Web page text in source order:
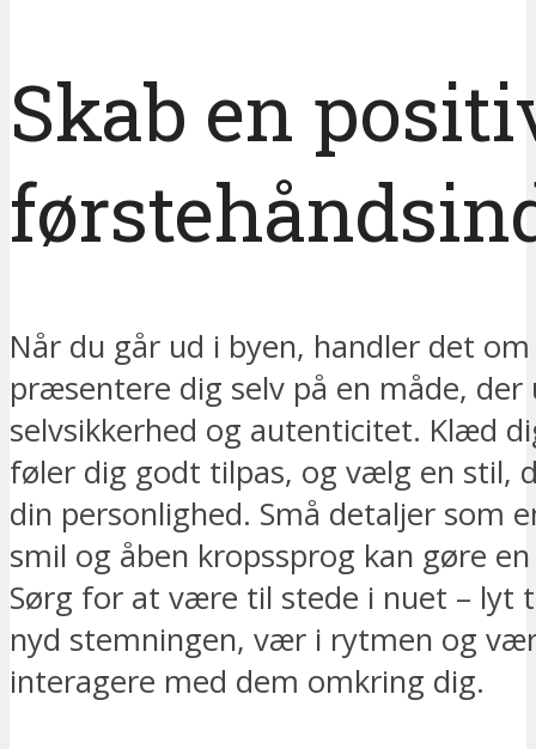
Skab en
Når du går ud i byen, handler det
præsentere dig selv på en måde, der
selvsikkerhed og autenticitet. Klæd
føler dig godt tilpas, og vælg en stil,
din personlighed. Små detaljer som
smil og åben kropssprog kan gøre
Sørg for at være til stede i nuet – lyt
nyd stemningen, vær i rytmen og
interagere med dem omkring dig.